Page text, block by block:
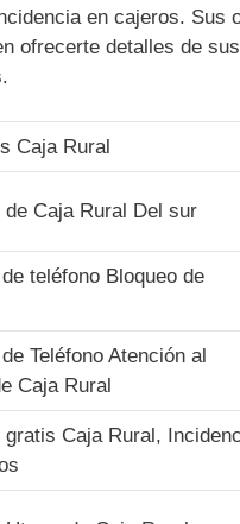
en cajeros. Sus
ofrecerte detalles de
Caja Rural
de Caja Rural Del sur
teléfono Bloqueo de
Teléfono Atención al
Caja Rural
gratis Caja Rural,